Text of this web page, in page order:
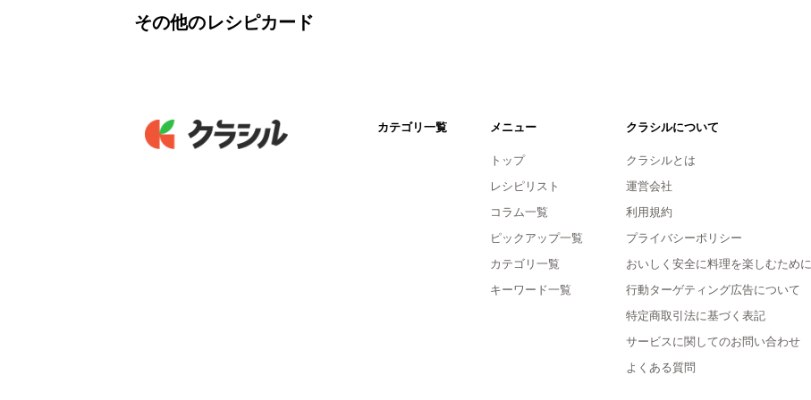
その他のレシピカード
カテゴリ一覧 メニュー
トップ
レシピリスト
コラム一覧
ピックアップ一覧
カテゴリ一覧
キーワード一覧
クラシルについて
クラシルとは
運営会社
利用規約
プライバシーポリシー
おいしく安全に料理を楽しむために
行動ターゲティング広告について
特定商取引法に基づく表記
サービスに関してのお問い合わせ
よくある質問